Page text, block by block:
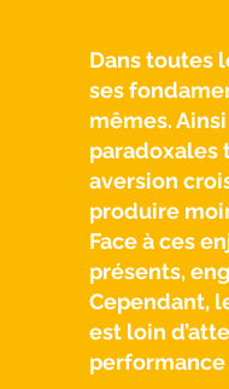
Dans toutes
ses
mêmes.
paradoxales
aversion
produire
Face à ces
présents,
Cependant,
est loin